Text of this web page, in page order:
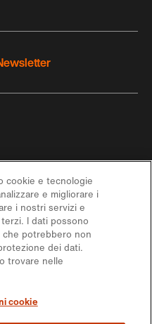
cookie e tecnologie
e migliorare i
i nostri servizi e
I dati possono
potrebbero non
dei dati.
trovare nelle
cookie